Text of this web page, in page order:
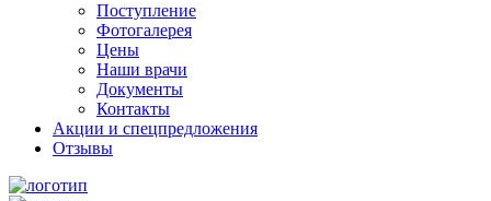
Поступление
Фотогалерея
Цены
Наши врачи
Документы
Контакты
Акции и спецпредложения
Отзывы